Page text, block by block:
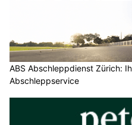
ABS Abschleppdienst Zürich:
Abschleppservice